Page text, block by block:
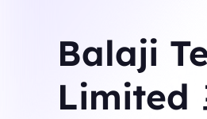
Balaji
Limited